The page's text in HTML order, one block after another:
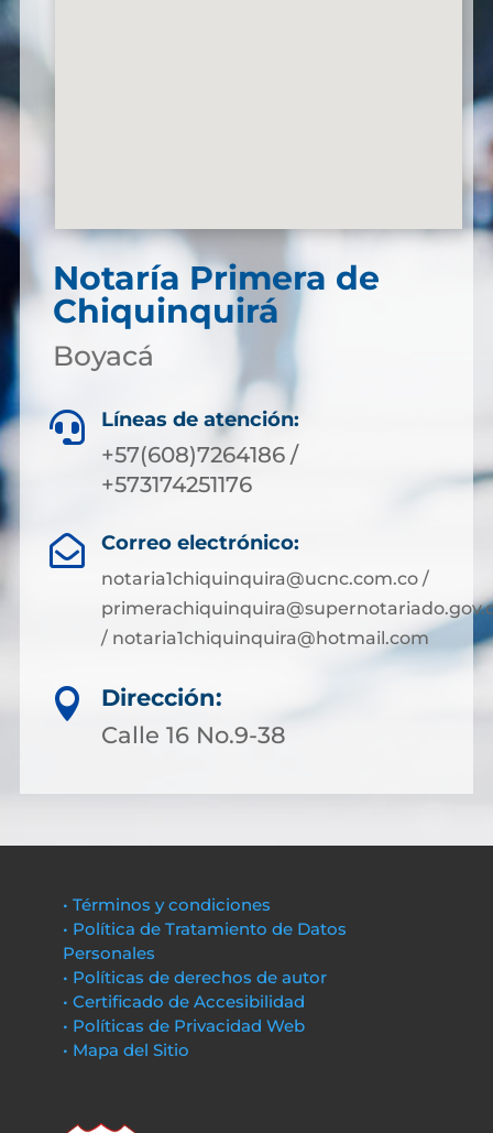
Notaría Primera de
Chiquinquirá
Boyacá
 Líneas de atención:
+57(608)7264186 /
+573174251176
 Correo electrónico:
notaria1chiquinquira@ucnc.com.co /
/ notaria1chiquinquira@hotmail.com

Dirección:
Calle 16 No.9-38
• Términos y condiciones
• Política de Tratamiento de Datos
Personales
• Políticas de derechos de autor
• Certificado de Accesibilidad
• Políticas de Privacidad Web
• Mapa del Sitio